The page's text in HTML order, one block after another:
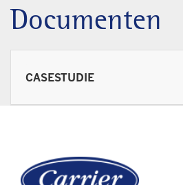
Documenten
CASESTUDIE